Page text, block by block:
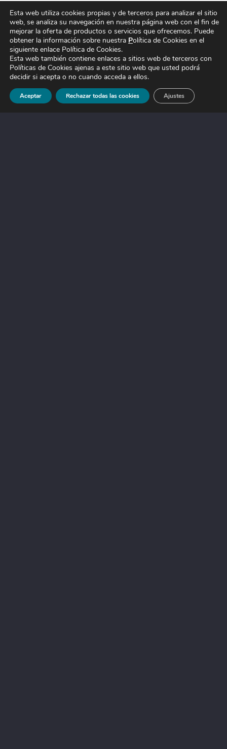
Esta web utiliza cookies propias y de terceros para analizar el sitio
web, se analiza su navegación en nuestra página web con el fin de
mejorar la oferta de productos o servicios que ofrecemos. Puede
obtener la información sobre nuestra Política de Cookies en el
siguiente enlace Política de Cookies.
Esta web también contiene enlaces a sitios web de terceros con
Políticas de Cookies ajenas a este sitio web que usted podrá
decidir si acepta o no cuando acceda a ellos.
Aceptar Rechazar todas las cookies Ajustes